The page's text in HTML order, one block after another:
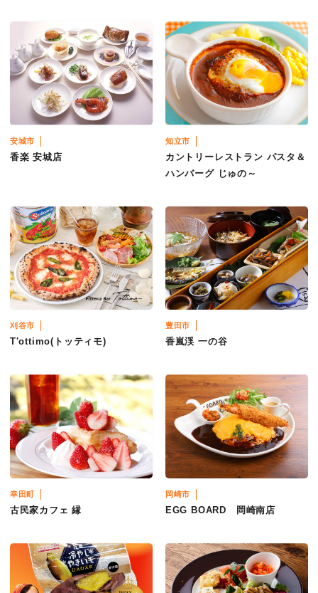
安城市
香楽 安城店
知立市
カントリーレストラン パスタ＆
ハンバーグ じゅの～
刈谷市
T'ottimo(トッティモ)
豊田市
香嵐渓 一の谷
幸田町
古民家カフェ 縁
岡崎市
EGG BOARD 岡崎南店